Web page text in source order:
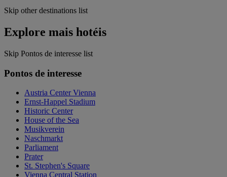
Skip other destinations list
Explore mais hotéis
Skip Pontos de interesse list
Pontos de interesse
Austria Center Vienna
Ernst-Happel Stadium
Historic Center
House of the Sea
Musikverein
Naschmarkt
Parliament
Prater
St. Stephen's Square
Vienna Central Station